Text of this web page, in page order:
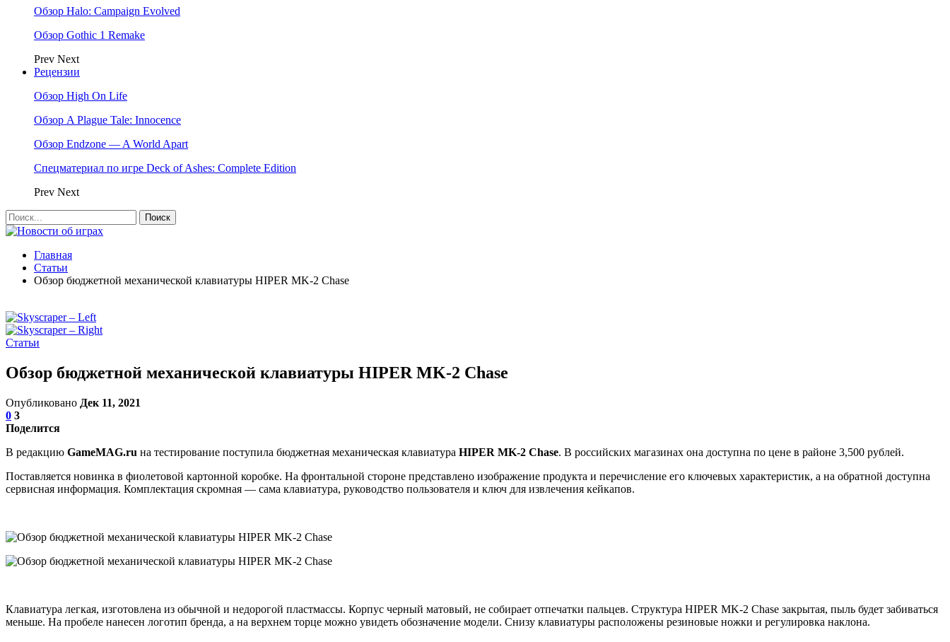
Обзор Halo: Campaign Evolved
Обзор Gothic 1 Remake
Prev Next
Рецензии
Обзор High On Life
Обзор A Plague Tale: Innocence
Обзор Endzone — A World Apart
Спецматериал по игре Deck of Ashes: Complete Edition
Prev Next
Главная
Статьи
Обзор бюджетной механической клавиатуры HIPER MK-2 Chase
Статьи
Обзор бюджетной механической клавиатуры HIPER MK-2 Chase
Опубликовано Дек 11, 2021
0 3
Поделится
В редакцию GameMAG.ru на тестирование поступила бюджетная механическая клавиатура HIPER MK-2 Chase. В российских магазинах она доступна по цене в районе 3,500 рублей.
Поставляется новинка в фиолетовой картонной коробке. На фронтальной стороне представлено изображение продукта и перечисление его ключевых характеристик, а на обратной доступна
сервисная информация. Комплектация скромная — сама клавиатура, руководство пользователя и ключ для извлечения кейкапов.
Клавиатура легкая, изготовлена из обычной и недорогой пластмассы. Корпус черный матовый, не собирает отпечатки пальцев. Структура HIPER MK-2 Chase закрытая, пыль будет забиваться
меньше. На пробеле нанесен логотип бренда, а на верхнем торце можно увидеть обозначение модели. Снизу клавиатуры расположены резиновые ножки и регулировка наклона.